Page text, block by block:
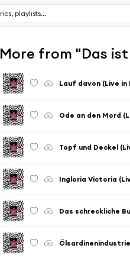
More from "Das
Lauf davon (Live in
Ode an den Mord
Topf und Deckel
Ingloria Victoria
Das schreckliche